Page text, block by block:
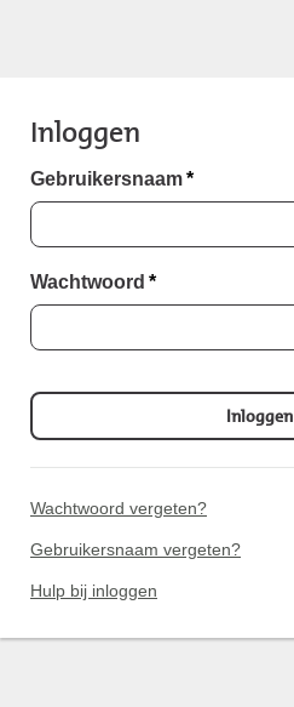
Inloggen
Gebruikersnaam*
Wachtwoord *
Inloggen
Wachtwoord vergeten?
Gebruikersnaam vergeten?
Hulp bij inloggen